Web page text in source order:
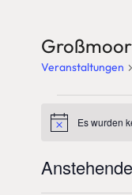
Großmoor
Veranstaltungen
HinweisEs wurden
Anstehende
Datum